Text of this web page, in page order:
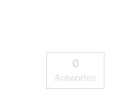
0
Antworten